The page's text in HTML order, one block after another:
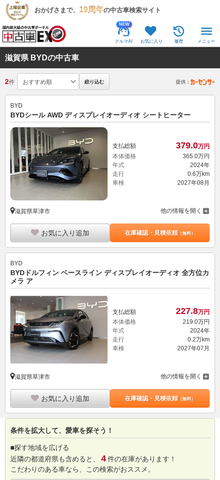
おかげさまで、 19周年の中古車検索サイト
NEW
クルマAI お気に入り 履歴 メニュー
滋賀県 BYDの中古車
2件 絞り込む 提供：
BYD
BYDシール AWD ディスプレイオーディオ シートヒーター
支払総額 379.0万円
本体価格
365. 0万円
年式
2024年
走行
0.6万km
車検
2027年08月
滋賀県草津市 他の情報を開く
お気に入り追加 在庫確認・見積依頼（無料）
BYD
BYDドルフィン ベースライン ディスプレイオーディオ 全方位カ
メラ ア
支払総額 227.8万円
本体価格
219.0万円
年式
2024年
走行
0.2万km
車検
2027年07月
滋賀県草津市 他の情報を開く
お気に入り追加 在庫確認・見積依頼（無料）
条件を拡大して、愛車を探そう！
■探す地域を広げる
近隣の都道府県も含めると、
4件の在庫があります！
こだわりのある車なら、この検索がおススメ。